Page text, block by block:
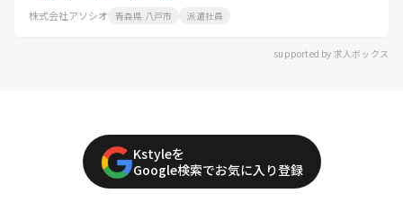
株式会社アソシオ 青森県 八戸市 派遣社員
supported by 求人ボックス
Kstyleを
Google検索でお気に入り登録